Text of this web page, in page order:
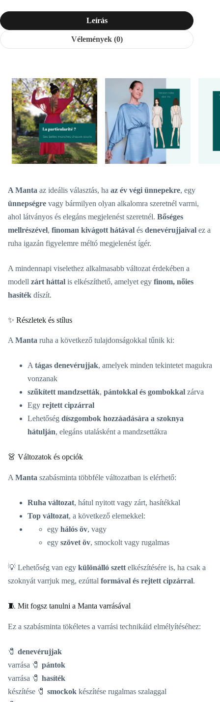
Leírás
Vélemények (0)
A Manta az ideális választás, ha az év végi ünnepekre, egy
ünnepségre vagy bármilyen olyan alkalomra szeretnél varrni,
ahol látványos és elegáns megjelenést szeretnél. Bőséges
mellrészével, finoman kivágott hátával és denevérujjaival ez a
ruha igazán figyelemre méltó megjelenést ígér.
A mindennapi viselethez alkalmasabb változat érdekében a
modell zárt háttal is elkészíthető, amelyet egy finom, nőies
hasíték díszít.
✨ Részletek és stílus
AManta ruha a következő tulajdonságokkal tűnik ki:
Atágas denevérujjak, amelyek minden tekintetet magukra
vonzanak
szűkített mandzsetták, pántokkal és gombokkal zárva
Egy rejtett cipzárral
Lehetőség díszgombok hozzáadására a szoknya
hátulján, elegáns utalásként a mandzsettákra
👗 Változatok és opciók
A Manta szabásminta többféle változatban is elérhető:
Ruha változat, hátul nyitott vagy zárt, hasítékkal
Top változat, a következő elemekkel:
egy hálós öv, vagy
egy szövet öv, smockolt vagy rugalmas
💡 Lehetőség van egy különálló szett elkészítésére is, ha csak a
szoknyát varrjuk meg, ezúttal formával és rejtett cipzárral.
🧵 Mit fogsz tanulni a Manta varrásával
Ez a szabásminta tökéletes a varrási technikáid elmélyítéséhez:
🧷 denevérujjak
varrása 🧷 pántok
varrása 🧷 hasíték
készítése 🧷 smockok készítése rugalmas szalaggal